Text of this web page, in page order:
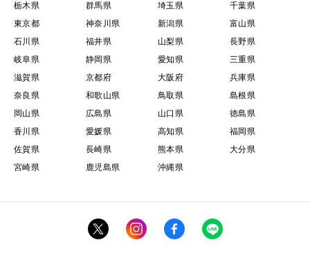
栃木県
群馬県 埼玉県
千葉県
東京都
神奈川県 新潟県
富山県
石川県
福井県 山梨県
長野県
岐阜県
静岡県 愛知県
三重県
滋賀県
京都府 大阪府
兵庫県
奈良県
和歌山県 鳥取県
島根県
岡山県
広島県 山口県
徳島県
香川県
愛媛県 高知県
福岡県
佐賀県
長崎県 熊本県
大分県
宮崎県
鹿児島県 沖縄県